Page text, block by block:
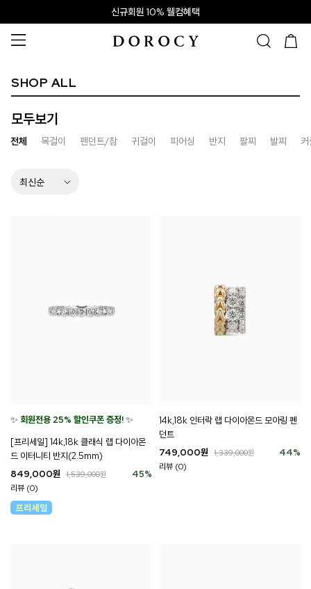
신규회원 10% 웰컴혜택
SHOP ALL
모두보기
전체 목걸이 펜던트/참 귀걸이 피어싱 반지 팔찌 발찌
✨ 회원전용 25% 할인쿠폰 증정!✨
[프리세일] 14k,18k 클래식 랩 다이아몬
드 이터니티 반지(2.5mm)
45%
849,000원 1,539,000원
리뷰 (0)
14k,18k 인터락 랩 다이아몬드 모아링 펜
던트
44%
749,000원 1,339,000원
리뷰 (0)